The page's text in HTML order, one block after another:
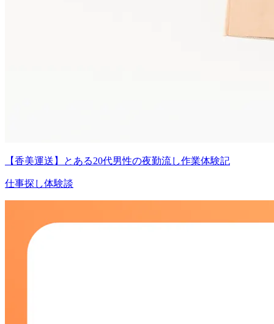
【香美運送】とある20代男性の夜勤流し作業体験記
仕事探し体験談